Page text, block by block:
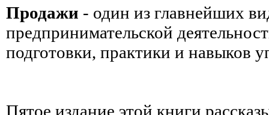
Продажи - один из главнейших
предпринимательской
подготовки, практики и навыков
Пятое издание этой книги